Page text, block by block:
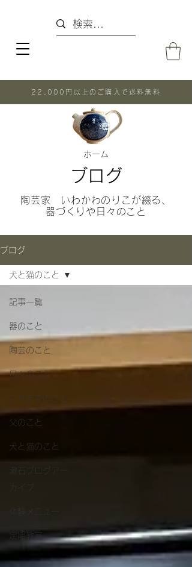
22,000円以上のご購入で送料無料
ホーム
ブログ
陶芸家 いわかわのりこが綴る、
器づくりや日々のこと
ブログ
記事一覧
器のこと
陶芸のこと
日々のこと
これまでのこと
父のこと
犬と猫のこと
定期教室
犬と猫のこと